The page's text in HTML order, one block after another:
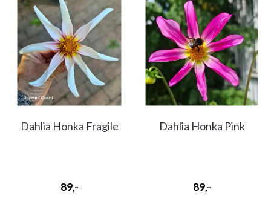
Dahlia Honka Fragile
89,-
Dahlia Honka Pink
89,-